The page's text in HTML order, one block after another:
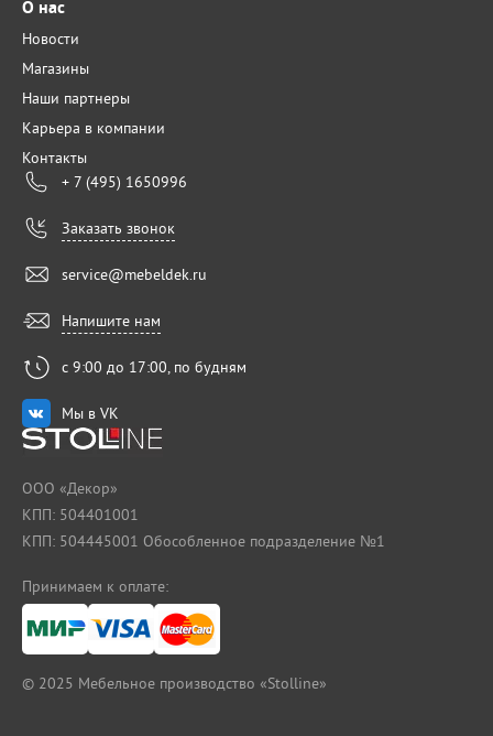
О нас
Новости
Магазины
Наши партнеры
Карьера в компании
Контакты
+ 7 (495) 1650996
Заказать звонок
service@mebeldek.ru
Напишите нам
с 9:00 до 17:00, по будням
Мы в VK
ООО «Декор»
КПП: 504401001
КПП: 504445001 Обособленное подразделение №1
Принимаем к оплате:
© 2025 Мебельное производство «Stolline»